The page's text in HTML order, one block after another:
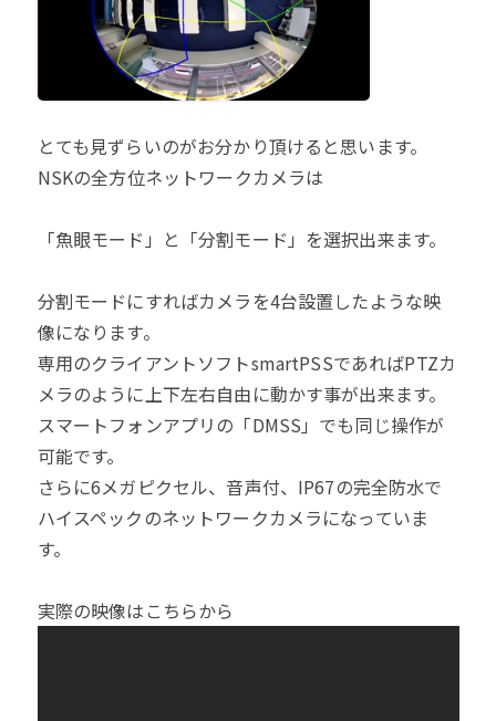
とても見ずらいのがお分かり頂けると思います。
NSKの全方位ネットワークカメラは
「魚眼モード」と「分割モード」を選択出来ます。
分割モードにすればカメラを4台設置したような映
像になります。
専用のクライアントソフトsmartPSSであればPTZカ
メラのように上下左右自由に動かす事が出来ます。
スマートフォンアプリの「DMSS」でも同じ操作が
可能です。
さらに6メガピクセル、音声付、IP67の完全防水で
ハイスペックのネットワークカメラになっていま
す。
実際の映像はこちらから